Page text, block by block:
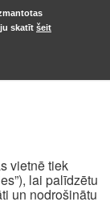
vietnē tiek
lai palīdzētu
un nodrošinātu
skatīt šeit